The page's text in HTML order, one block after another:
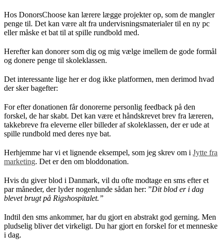
Hos DonorsChoose kan lærere lægge projekter op, som de mangler
penge til. Det kan være alt fra undervisningsmaterialer til en ny pc
eller måske et bat til at spille rundbold med.
Herefter kan donorer som dig og mig vælge imellem de gode formål
og donere penge til skoleklassen.
Det interessante lige her er dog ikke platformen, men derimod hvad
der sker bagefter:
For efter donationen får donorerne personlig feedback på den
forskel, de har skabt. Det kan være et håndskrevet brev fra læreren,
takkebreve fra eleverne eller billeder af skoleklassen, der er ude at
spille rundbold med deres nye bat.
Herhjemme har vi et lignende eksempel, som jeg skrev om i Jytte fra
marketing. Det er den om bloddonation.
Hvis du giver blod i Danmark, vil du ofte modtage en sms efter et
par måneder, der lyder nogenlunde sådan her: ”Dit blod er i dag
blevet brugt på Rigshospitalet.”
Indtil den sms ankommer, har du gjort en abstrakt god gerning. Men
pludselig bliver det virkeligt. Du har gjort en forskel for et menneske
i dag.